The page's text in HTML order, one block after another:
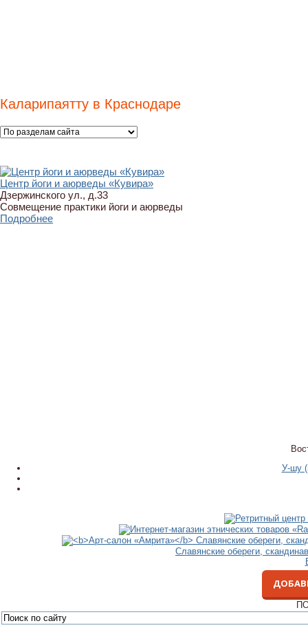
Каларипаятту в Краснодаре
Центр йоги и аюрведы «Кувира»
Дзержинского ул., д.33
Совмещение практики йоги и аюрведы
Подробнее
У-шу
Славянские обереги,